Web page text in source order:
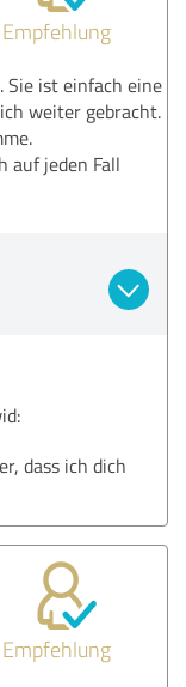
Empfehlung
Sie ist einfach eine
weiter gebracht.
auf jeden Fall
dass ich dich
Empfehlung